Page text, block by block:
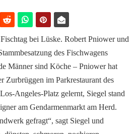
bei Lüske. Robert Pniower und
des Fischwagens
Männer sind Köche – Pniower hat
Zurbrüggen im Parkrestaurant des
Angeles-Platz gelernt, Siegel stand
am Gendarmenmarkt am Herd.
gefragt“, sagt Siegel und